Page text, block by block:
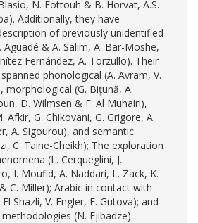
N. Fottouh & B. Horvat, A.S.
Additionally, they have
of previously unidentified
Aguadé & A. Salim, A. Bar-Moshe,
Fernández, A. Torzullo). Their
phonological (A. Avram, V.
morphological (G. Biţună, A.
D. Wilmsen & F. Al Muhairi),
G. Chikovani, G. Grigore, A.
A. Sigourou), and semantic
C. Taine-Cheikh); The exploration
(L. Cerqueglini, J.
I. Moufid, A. Naddari, L. Zack, K.
C. Miller); Arabic in contact with
Shazli, V. Engler, E. Gutova); and
(N. Ejibadze).